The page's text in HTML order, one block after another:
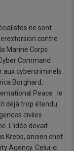
ne sont
contre
Marine Corps
Command
aux cybercriminels
Borghard,
Peace : le
déjà trop étendu
civiles
L’idée devait
Krebs, ancien chef
Agency. Celui-ci